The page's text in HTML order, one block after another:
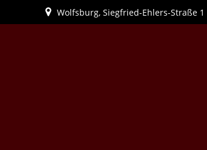
Inhalt
Wolfsburg, Siegfried-Ehlers-Straße 1